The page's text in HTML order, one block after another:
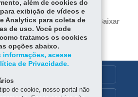
ce
bo
ok
Tw
itt
er
ha
ts
Ap
p
Início Imprimir Baixar
além de cookies do
exibição de vídeos e
Analytics para coleta de
de uso. Você pode
tratamos os cookies
opções abaixo.
informações, acesse
de Privacidade.
de cookie, nosso portal não